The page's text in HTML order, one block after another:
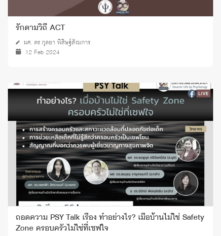
รักตามวิถี ACT
ผศ. ดร.กุลยา พิสิษฐ์สังฆการ
12 Feb 2024
ถอดความ PSY Talk เรื่อง ทำอย่างไร? เมื่อบ้านไม่ใช่ Safety
Zone ครอบครัวไม่ใช่ที่เซฟใจ